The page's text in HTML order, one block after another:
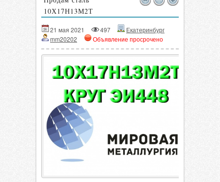
10Х17Н13М2Т
21 мая 2021 497
Екатеринбург
mm20202
Объявление просрочено